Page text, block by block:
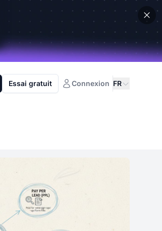
Essai gratuit Connexion FR